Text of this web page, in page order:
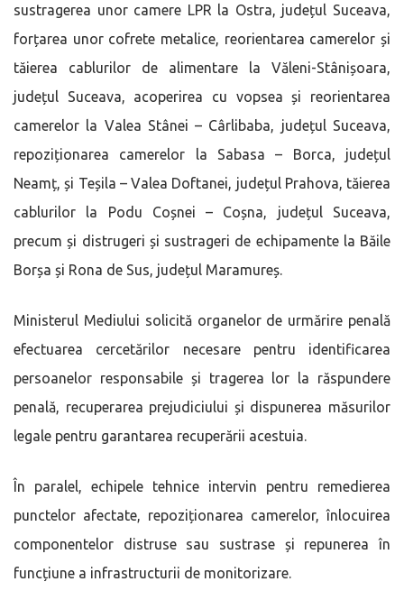
sustragerea unor camere LPR la Ostra, județul Suceava,
forțarea unor cofrete metalice, reorientarea camerelor și
tăierea cablurilor de alimentare la Văleni-Stânișoara,
județul Suceava, acoperirea cu vopsea și reorientarea
camerelor la Valea Stânei – Cârlibaba, județul Suceava,
repoziționarea camerelor la Sabasa – Borca, județul
Neamț, și Teșila – Valea Doftanei, județul Prahova, tăierea
cablurilor la Podu Coșnei – Coșna, județul Suceava,
precum și distrugeri și sustrageri de echipamente la Băile
Borșa și Rona de Sus, județul Maramureș.
Ministerul Mediului solicită organelor de urmărire penală
efectuarea cercetărilor necesare pentru identificarea
persoanelor responsabile și tragerea lor la răspundere
penală, recuperarea prejudiciului și dispunerea măsurilor
legale pentru garantarea recuperării acestuia.
În paralel, echipele tehnice intervin pentru remedierea
punctelor afectate, repoziționarea camerelor, înlocuirea
componentelor distruse sau sustrase și repunerea în
funcțiune a infrastructurii de monitorizare.